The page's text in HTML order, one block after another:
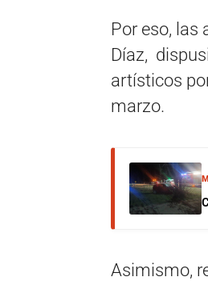
Por eso, las
Díaz,
artísticos
marzo.
Asimismo,